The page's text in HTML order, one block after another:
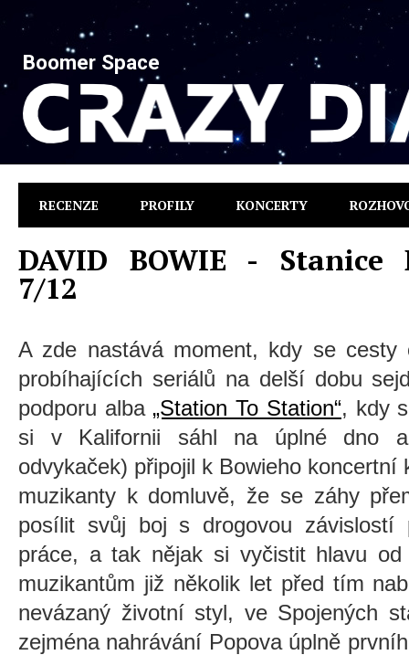
Boomer Space
RECENZE PROFILY KONCERTY
DAVID BOWIE - Stanice
7/12
A zde nastává moment, kdy se cesty
probíhajících seriálů na delší dobu
podporu alba „Station To Station“, kdy
si v Kalifornii sáhl na úplné dno a
odvykaček) připojil k Bowieho koncertní
muzikanty k domluvě, že se záhy
posílit svůj boj s drogovou závislostí
práce, a tak nějak si vyčistit hlavu
muzikantům již několik let před tím
nevázaný životní styl, ve Spojených
zejména nahrávání Popova úplně